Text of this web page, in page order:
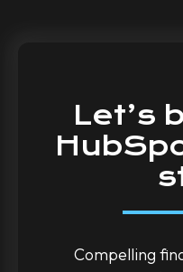
Let’s
Compelling